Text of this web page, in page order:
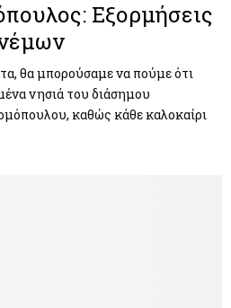
Εξορμήσεις
θα μπορούσαμε να πούμε ότι
νησιά του διάσημου
καθώς κάθε καλοκαίρι